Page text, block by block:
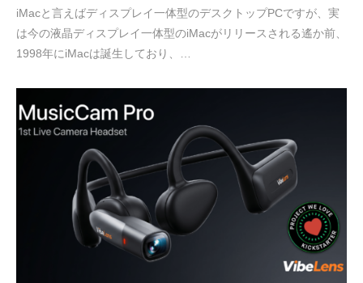
iMacと言えばディスプレイ一体型のデスクトップPCですが、実
は今の液晶ディスプレイ一体型のiMacがリリースされる遙か前、
1998年にiMacは誕生しており、…